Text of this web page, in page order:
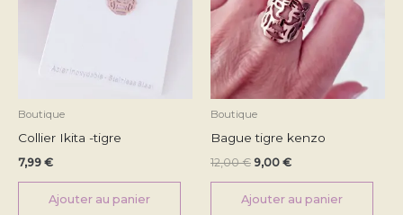
Boutique
Collier Ikita -tigre
7,99 €
Ajouter au panier
Boutique
Bague tigre kenzo
12,00€ 9,00 €
Ajouter au panier